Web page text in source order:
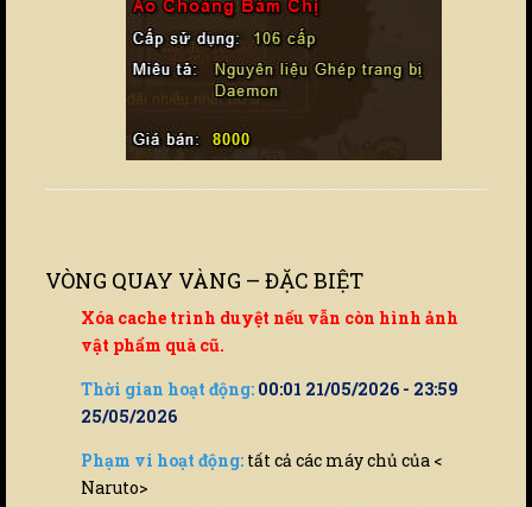
VÒNG QUAY VÀNG – ĐẶC BIỆT
Xóa cache trình duyệt nếu vẫn còn hình ảnh
vật phẩm quà cũ.
Thời gian hoạt động: 00:01 21/05/2026 - 23:59
25/05/2026
Phạm vi hoạt động: tất cả các máy chủ của <
Naruto>